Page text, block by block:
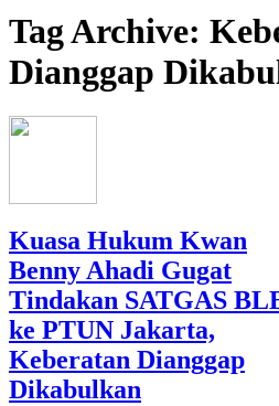
Tag Archive:
Dianggap
Kuasa Hukum Kwan
Benny Ahadi Gugat
Tindakan SATGAS
ke PTUN Jakarta,
Keberatan Dianggap
Dikabulkan